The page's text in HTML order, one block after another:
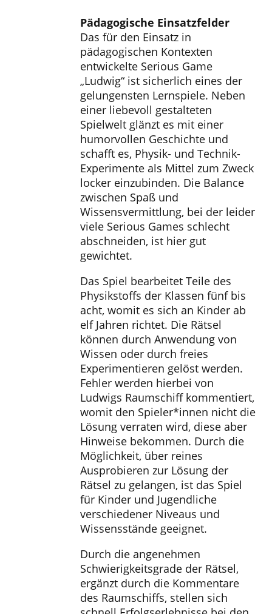
Pädagogische Einsatzfelder
Das für den Einsatz in
pädagogischen Kontexten
entwickelte Serious Game
„Ludwig“ ist sicherlich eines der
gelungensten Lernspiele. Neben
einer liebevoll gestalteten
Spielwelt glänzt es mit einer
humorvollen Geschichte und
schafft es, Physik- und Technik-
Experimente als Mittel zum Zweck
locker einzubinden. Die Balance
zwischen Spaß und
Wissensvermittlung, bei der leider
viele Serious Games schlecht
abschneiden, ist hier gut
gewichtet.
Das Spiel bearbeitet Teile des
Physikstoffs der Klassen fünf bis
acht, womit es sich an Kinder ab
elf Jahren richtet. Die Rätsel
können durch Anwendung von
Wissen oder durch freies
Experimentieren gelöst werden.
Fehler werden hierbei von
Ludwigs Raumschiff kommentiert,
womit den Spieler*innen nicht die
Lösung verraten wird, diese aber
Hinweise bekommen. Durch die
Möglichkeit, über reines
Ausprobieren zur Lösung der
Rätsel zu gelangen, ist das Spiel
für Kinder und Jugendliche
verschiedener Niveaus und
Wissensstände geeignet.
Durch die angenehmen
Schwierigkeitsgrade der Rätsel,
ergänzt durch die Kommentare
des Raumschiffs, stellen sich